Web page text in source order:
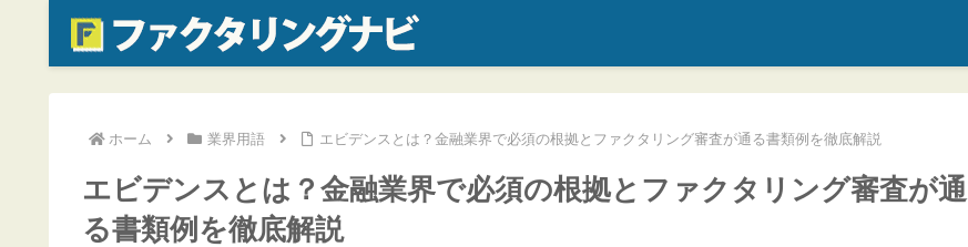
ホーム 業界用語 エビデンスとは？金融業界で必須の根拠とファクタリング審査が通る書類例を徹底解説
エビデンスとは？金融業界で必須の根拠とファクタリング審査が通
る書類例を徹底解説